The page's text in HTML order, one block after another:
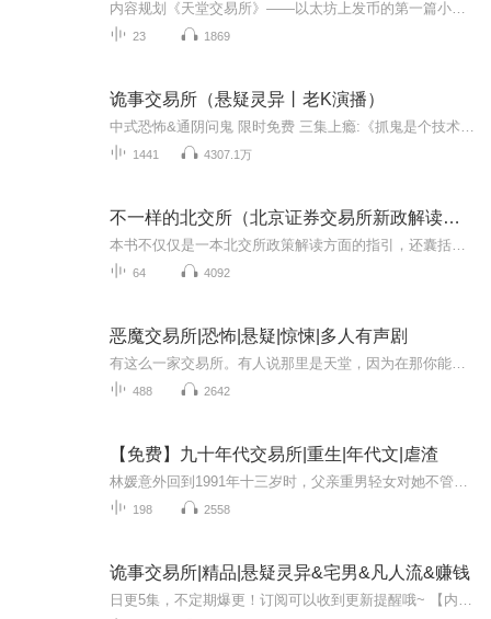
23 1869
诡事交易所（悬疑灵异丨老K演播）
1441 4307.1万
不一样的北交所（北京证券交易所新政解读）（完结）
64 4092
恶魔交易所|恐怖|悬疑|惊悚|多人有声剧
488 2642
【免费】九十年代交易所|重生|年代文|虐渣
198 2558
诡事交易所|精品|悬疑灵异&宅男&凡人流&赚钱